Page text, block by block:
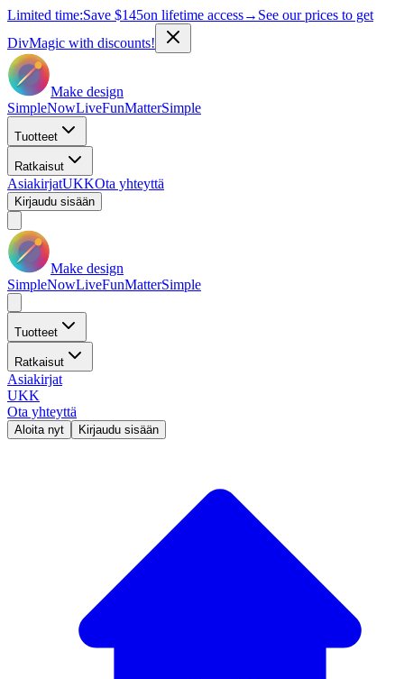
Limited time:Save $145on lifetime access→ See our prices to get
DivMagic with discounts!
Make design
SimpleNowLiveFunMatterSimple
Tuotteet
Ratkaisut
AsiakirjatUKKOta yhteyttä
Kirjaudu sisään
Make design
SimpleNowLiveFunMatterSimple
Tuotteet
Ratkaisut
Asiakirjat
UKK
Ota yhteyttä
Aloita nyt Kirjaudu sisään